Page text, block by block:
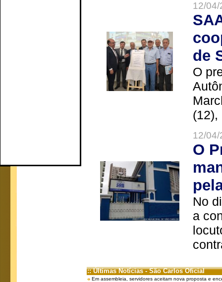
12/
de
O
(12),
12/
O
No
a
:: Últimas Notícias - São Carlos Oficial
Em assembleia, servidores aceitam nova proposta e